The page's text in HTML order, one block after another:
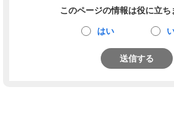
このページの情報は役に立ち
はい
送信する